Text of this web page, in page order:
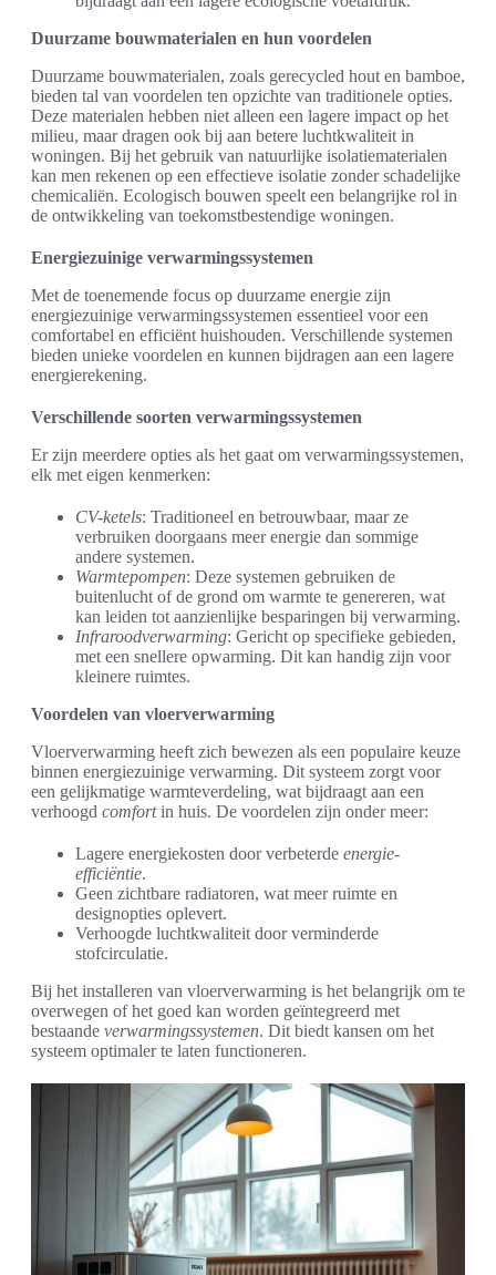
Duurzame bouwmaterialen en hun voordelen
Duurzame bouwmaterialen, zoals gerecycled hout en bamboe,
bieden tal van voordelen ten opzichte van traditionele opties.
Deze materialen hebben niet alleen een lagere impact op het
milieu, maar dragen ook bij aan betere luchtkwaliteit in
woningen. Bij het gebruik van natuurlijke isolatiematerialen
kan men rekenen op een effectieve isolatie zonder schadelijke
chemicaliën. Ecologisch bouwen speelt een belangrijke rol in
de ontwikkeling van toekomstbestendige woningen.
Energiezuinige verwarmingssystemen
Met de toenemende focus op duurzame energie zijn
energiezuinige verwarmingssystemen essentieel voor een
comfortabel en efficiënt huishouden. Verschillende systemen
bieden unieke voordelen en kunnen bijdragen aan een lagere
energierekening.
Verschillende soorten verwarmingssystemen
Er zijn meerdere opties als het gaat om verwarmingssystemen,
elk met eigen kenmerken:
CV-ketels: Traditioneel en betrouwbaar, maar ze
verbruiken doorgaans meer energie dan sommige
andere systemen.
Warmtepompen: Deze systemen gebruiken de
buitenlucht of de grond om warmte te genereren, wat
kan leiden tot aanzienlijke besparingen bij verwarming.
Infraroodverwarming: Gericht op specifieke gebieden,
met een snellere opwarming. Dit kan handig zijn voor
kleinere ruimtes.
Voordelen van vloerverwarming
Vloerverwarming heeft zich bewezen als een populaire keuze
binnen energiezuinige verwarming. Dit systeem zorgt voor
een gelijkmatige warmteverdeling, wat bijdraagt aan een
verhoogd comfortin huis. De voordelen zijn onder meer:
Lagere energiekosten door verbeterde energie-
efficiëntie.
Geen zichtbare radiatoren, wat meer ruimte en
designopties oplevert.
Verhoogde luchtkwaliteit door verminderde
stofcirculatie.
Bij het installeren van vloerverwarming is het belangrijk om te
overwegen of het goed kan worden geïntegreerd met
bestaande verwarmingssystemen. Dit biedt kansen om het
systeem optimaler te laten functioneren.